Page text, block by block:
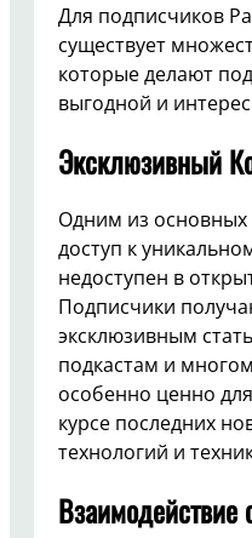
Для подписчиков
существует
которые делают
выгодной и
Эксклюзивный
Одним из основных
доступ к
недоступен в
Подписчики
эксклюзивным
подкастам и
особенно ценно
курсе последних
технологий и
Взаимодействие